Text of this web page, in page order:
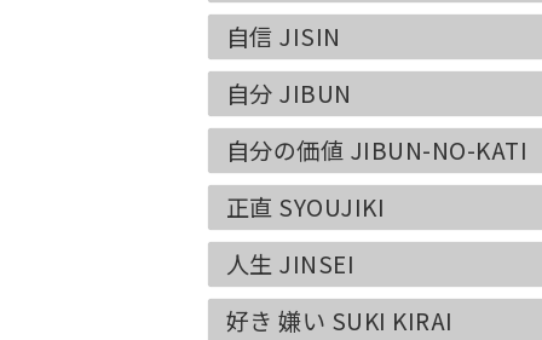
自信 JISIN
自分 JIBUN
自分の価値 JIBUN-NO-KATI
正直 SYOUJIKI
人生 JINSEI
好き 嫌い SUKI KIRAI